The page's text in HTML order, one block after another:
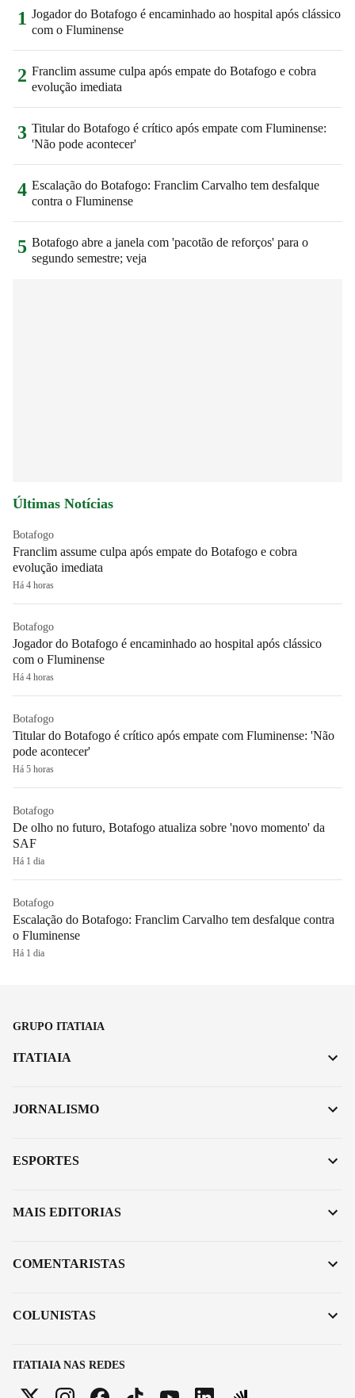
1 Jogador do Botafogo é encaminhado ao hospital após clássico
com o Fluminense
2 Franclim assume culpa após empate do Botafogo e cobra
evolução imediata
3 Titular do Botafogo é crítico após empate com Fluminense:
'Não pode acontecer'
4 Escalação do Botafogo: Franclim Carvalho tem desfalque
contra o Fluminense
5 Botafogo abre a janela com 'pacotão de reforços' para o
segundo semestre; veja
Últimas Notícias
Botafogo
Franclim assume culpa após empate do Botafogo e cobra
evolução imediata
Há 4 horas
Botafogo
Jogador do Botafogo é encaminhado ao hospital após clássico
com o Fluminense
Há 4 horas
Botafogo
Titular do Botafogo é crítico após empate com Fluminense: 'Não
pode acontecer'
Há 5 horas
Botafogo
De olho no futuro, Botafogo atualiza sobre 'novo momento' da
SAF
Há 1 dia
Botafogo
Escalação do Botafogo: Franclim Carvalho tem desfalque contra
o Fluminense
Há 1 dia
GRUPO ITATIAIA
ITATIAIA NAS REDES
ITATIAIA
JORNALISMO
ESPORTES
MAIS EDITORIAS
COMENTARISTAS
COLUNISTAS